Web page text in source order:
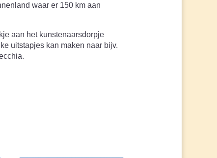
waar er 150 km aan
aan het kunstenaarsdorpje
uitstapjes kan maken naar bijv.